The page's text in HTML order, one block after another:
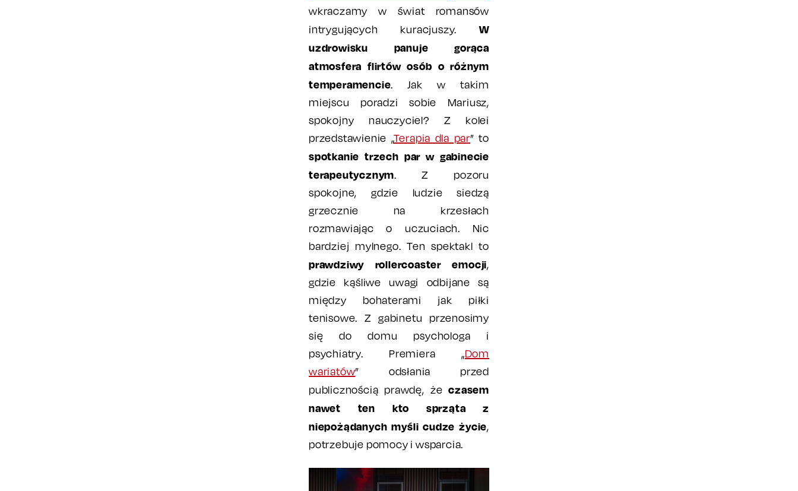
wkraczamy w świat romansów
intrygujących kuracjuszy.W
uzdrowisku panuje gorąca
atmosfera flirtów osób o różnym
temperamencie. Jak w takim
miejscu poradzi sobie Mariusz,
spokojny nauczyciel? Z kolei
przedstawienie „Terapia dla par” to
spotkanie trzech par w gabinecie
terapeutycznym. Z pozoru
spokojne, gdzie ludzie siedzą
grzecznie na krzesłach
rozmawiając o uczuciach. Nic
bardziej mylnego. Ten spektakl to
prawdziwy rollercoaster emocji,
gdzie kąśliwe uwagi odbijane są
między bohaterami jak piłki
tenisowe. Z gabinetu przenosimy
się do domu psychologa i
psychiatry. Premiera „Dom
wariatów” odsłania przed
publicznością prawdę, żeczasem
nawet ten kto sprząta z
niepożądanych myśli cudze życie,
potrzebuje pomocy i wsparcia.